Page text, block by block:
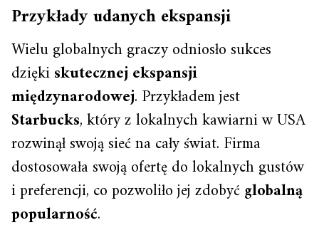
Przykłady udanych ekspansji
Wielu globalnych graczy odniosło sukces
dziękiskutecznej ekspansji
międzynarodowej. Przykładem jest
Starbucks, który z lokalnych kawiarni w USA
rozwinął swoją sieć na cały świat. Firma
dostosowała swoją ofertę do lokalnych gustów
i preferencji, co pozwoliło jej zdobyćglobalną
popularność.